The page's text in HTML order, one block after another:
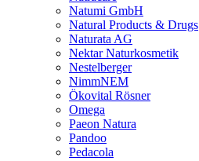
Natumi GmbH
Natural Products & Drugs
Naturata AG
Nektar Naturkosmetik
Nestelberger
NimmNEM
Ökovital Rösner
Omega
Paeon Natura
Pandoo
Pedacola